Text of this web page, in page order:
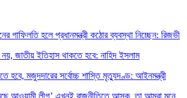
গাফিলতি হলে প্রধানমন্ত্রী কঠোর ব্যবস্থা নিচ্ছেন: রিজভী
জাতীয় ইতিহাস থাকতে হবে: নাহিদ ইসলাম
হবে, মজুদদারের সর্বোচ্চ শাস্তি মৃত্যুদণ্ড: আইনমন্ত্রী
আওয়ামী লীগ’ এখনই রাজনীতিতে আসুক, তা আমরা মনে